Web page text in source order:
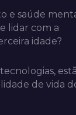
e saúde
lidar com a
idade?
de vida